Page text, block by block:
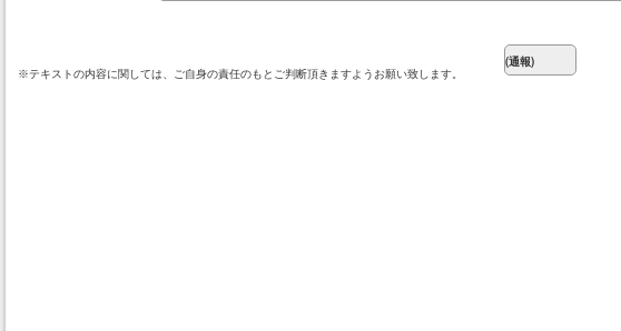
※テキストの内容に関しては、ご自身の責任のもとご判断頂きますようお願い致します。